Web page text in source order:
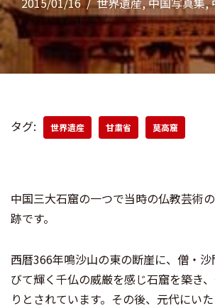
タグ: 世界遺産 甘粛省 莫高窟
中国三大石窟の一つで当時の仏教芸術
跡です。
西暦366年鳴沙山の東の断崖に、僧・
びて輝く千仏の威厳を感じ石窟を築き
りとされています。その後、元代にい